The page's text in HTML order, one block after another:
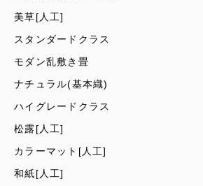
美草[人工]
スタンダードクラス
モダン乱敷き畳
ナチュラル(基本織)
ハイグレードクラス
松露[人工]
カラーマット[人工]
和紙[人工]